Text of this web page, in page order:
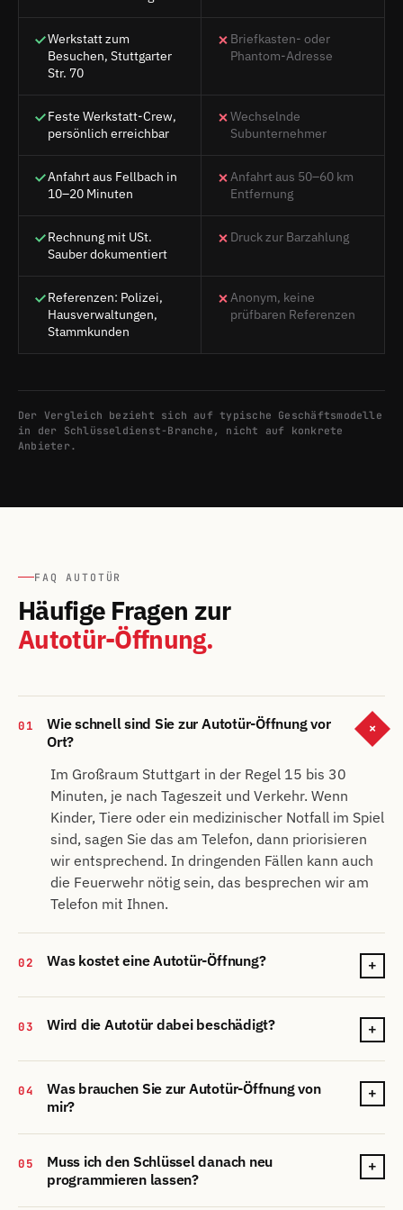
Werkstatt zum
Besuchen, Stuttgarter
Str. 70
Briefkasten- oder
Phantom-Adresse
Feste Werkstatt-Crew,
persönlich erreichbar
Wechselnde
Subunternehmer
Anfahrt aus Fellbach in
10–20 Minuten
Anfahrt aus 50–60 km
Entfernung
Rechnung mit USt.
Sauber dokumentiert
Druck zur Barzahlung
Referenzen: Polizei,
Hausverwaltungen,
Stammkunden
Anonym, keine
prüfbaren Referenzen
Der Vergleich bezieht sich auf typische Geschäftsmodelle
in der Schlüsseldienst-Branche, nicht auf konkrete
Anbieter.
FAQ AUTOTÜR
Häufige Fragen zur
Autotür-Öffnung.
01
Wie schnell sind Sie zur Autotür-Öffnung vor
Ort?
+
Im Großraum Stuttgart in der Regel 15 bis 30
Minuten, je nach Tageszeit und Verkehr. Wenn
Kinder, Tiere oder ein medizinischer Notfall im Spiel
sind, sagen Sie das am Telefon, dann priorisieren
wir entsprechend. In dringenden Fällen kann auch
die Feuerwehr nötig sein, das besprechen wir am
Telefon mit Ihnen.
02 Was kostet eine Autotür-Öffnung? +
03 Wird die Autotür dabei beschädigt? +
04
Was brauchen Sie zur Autotür-Öffnung von
mir?
+
05
Muss ich den Schlüssel danach neu
programmieren lassen?
+